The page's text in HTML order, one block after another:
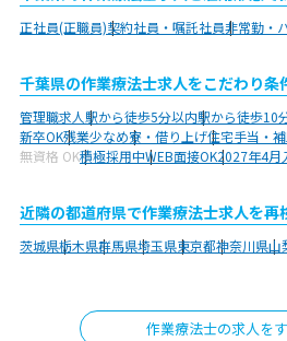
正社員(正職員)契約社員・嘱託社員非常勤・
千葉県の作業療法士求人をこだわり条
管理職求人駅から徒歩5分以内駅から徒歩10
新卒OK残業少なめ寮・借り上げ住宅手当・
無資格 OK積極採用中WEB面接OK2027年4月
近隣の都道府県で作業療法士求人を再
茨城県栃木県群馬県埼玉県東京都神奈川県山
作業療法士の求人を